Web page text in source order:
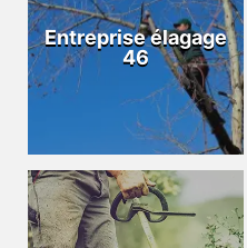
Entreprise élagage
46